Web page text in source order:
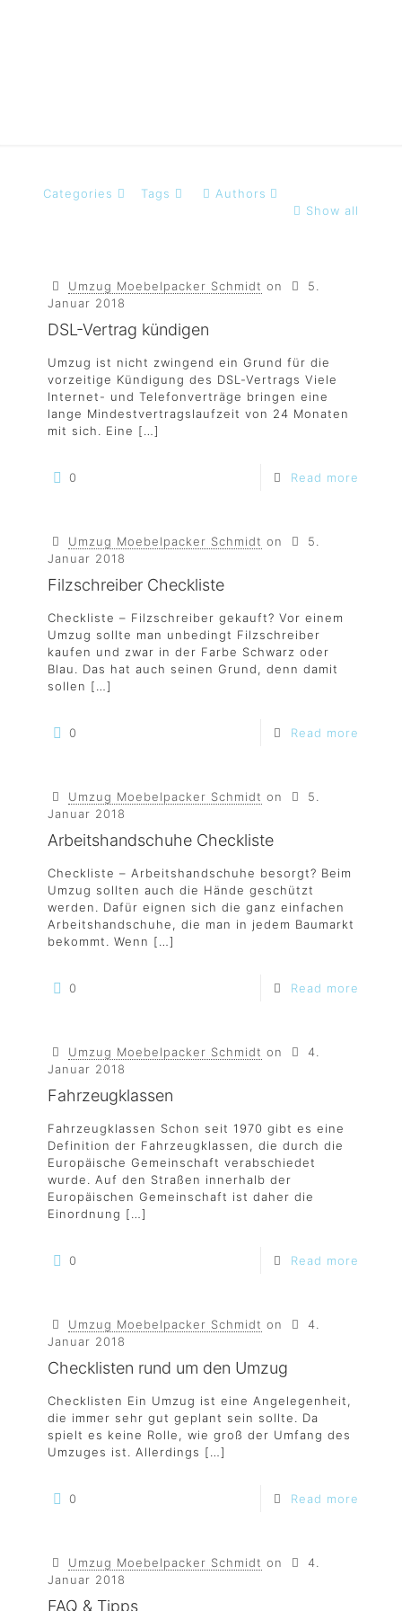
Categories Tags
Authors
Show all
Umzug Moebelpacker Schmidt on
5.
Januar 2018
DSL-Vertrag kündigen
Umzug ist nicht zwingend ein Grund für die
vorzeitige Kündigung des DSL-Vertrags Viele
Internet- und Telefonverträge bringen eine
lange Mindestvertragslaufzeit von 24 Monaten
mit sich. Eine […]
0 Read more
Umzug Moebelpacker Schmidt on
5.
Januar 2018
Filzschreiber Checkliste
Checkliste – Filzschreiber gekauft? Vor einem
Umzug sollte man unbedingt Filzschreiber
kaufen und zwar in der Farbe Schwarz oder
Blau. Das hat auch seinen Grund, denn damit
sollen […]
0 Read more
Umzug Moebelpacker Schmidt on
5.
Januar 2018
Arbeitshandschuhe Checkliste
Checkliste – Arbeitshandschuhe besorgt? Beim
Umzug sollten auch die Hände geschützt
werden. Dafür eignen sich die ganz einfachen
Arbeitshandschuhe, die man in jedem Baumarkt
bekommt. Wenn […]
0 Read more
Umzug Moebelpacker Schmidt on
4.
Januar 2018
Fahrzeugklassen
Fahrzeugklassen Schon seit 1970 gibt es eine
Definition der Fahrzeugklassen, die durch die
Europäische Gemeinschaft verabschiedet
wurde. Auf den Straßen innerhalb der
Europäischen Gemeinschaft ist daher die
Einordnung […]
0 Read more
Umzug Moebelpacker Schmidt on
4.
Januar 2018
Checklisten rund um den Umzug
Checklisten Ein Umzug ist eine Angelegenheit,
die immer sehr gut geplant sein sollte. Da
spielt es keine Rolle, wie groß der Umfang des
Umzuges ist. Allerdings […]
0 Read more
Umzug Moebelpacker Schmidt on
4.
Januar 2018
FAQ & Tipps